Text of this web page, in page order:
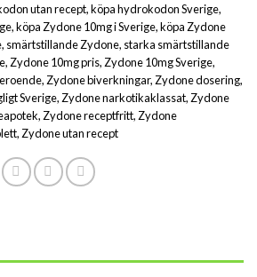
utan recept,köpa hydrokodon Sverige,
,köpa Zydone 10mg i Sverige,köpa Zydone
, smärtstillande Zydone, starka smärtstillande
, Zydone 10mg pris, Zydone 10mg Sverige,
, Zydone biverkningar, Zydone dosering,
Sverige, Zydone narkotikaklassat, Zydone
, Zydone receptfritt, Zydone
, Zydone utan recept